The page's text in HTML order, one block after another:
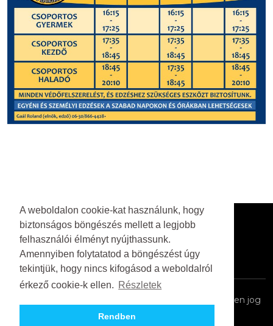
A weboldalon cookie-kat használunk, hogy
biztonságos böngészés mellett a legjobb
felhasználói élményt nyújthassunk.
Amennyiben folytatatod a böngészést úgy
tekintjük, hogy nincs kifogásod a weboldalról
érkező cookie-k ellen. Részletek
Rendben
Itt is megtalálsz minket
© 2026 G.S. Gladiator Ökölvívó Sportegyesület. Minden jog
fenntartva.